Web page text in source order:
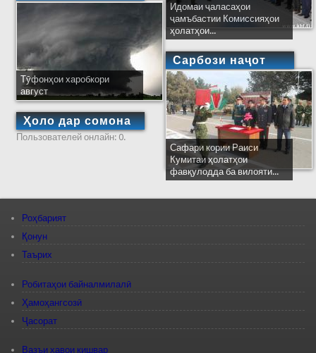
Тӯфонҳои харобкори
август
Ҳоло дар сомона
Пользователей онлайн: 0.
Идомаи ҷаласаҳои
ҷамъбастии Комиссияҳои
ҳолатҳои...
Сарбози наҷот
Сафари кории Раиси
Кумитаи ҳолатҳои
фавқулодда ба вилояти...
Роҳбарият
Қонун
Таърих
Робитаҳои байналмилалӣ
Ҳамоҳангсозӣ
Ҷасорат
Вазъи ҳавои кишвар